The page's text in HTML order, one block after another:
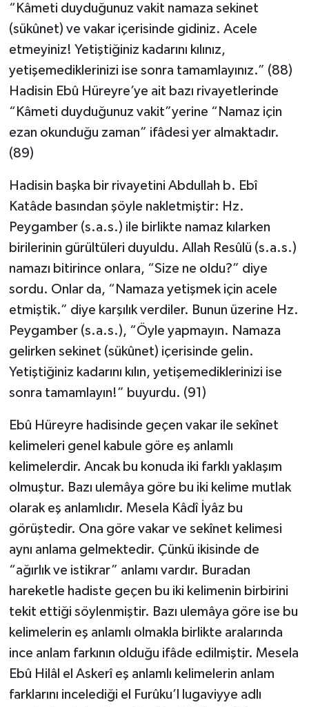
“Kâmeti duyduğunuz vakit namaza sekinet
(sükûnet) ve vakar içerisinde gidiniz. Acele
etmeyiniz! Yetiştiğiniz kadarını kılınız,
yetişemediklerinizi ise sonra tamamlayınız.” (88)
Hadisin Ebû Hüreyre’ye ait bazı rivayetlerinde
“Kâmeti duyduğunuz vakit”yerine “Namaz için
ezan okunduğu zaman” ifâdesi yer almaktadır.
(89)
Hadisin başka bir rivayetini Abdullah b. Ebî
Katâde basından şöyle nakletmiştir: Hz.
Peygamber (s.a.s.) ile birlikte namaz kılarken
birilerinin gürültüleri duyuldu. Allah Resûlü (s.a.s.)
namazı bitirince onlara, “Size ne oldu?” diye
sordu. Onlar da, “Namaza yetişmek için acele
etmiştik.” diye karşılık verdiler. Bunun üzerine Hz.
Peygamber (s.a.s.), “Öyle yapmayın. Namaza
gelirken sekinet (sükûnet) içerisinde gelin.
Yetiştiğiniz kadarını kılın, yetişemediklerinizi ise
sonra tamamlayın!” buyurdu. (91)
Ebû Hüreyre hadisinde geçen vakar ile sekînet
kelimeleri genel kabule göre eş anlamlı
kelimelerdir. Ancak bu konuda iki farklı yaklaşım
olmuştur. Bazı ulemâya göre bu iki kelime mutlak
olarak eş anlamlıdır. Mesela Kâdî İyâz bu
görüştedir. Ona göre vakar ve sekînet kelimesi
aynı anlama gelmektedir. Çünkü ikisinde de
“ağırlık ve istikrar” anlamı vardır. Buradan
hareketle hadiste geçen bu iki kelimenin birbirini
tekit ettiği söylenmiştir. Bazı ulemâya göre ise bu
kelimelerin eş anlamlı olmakla birlikte aralarında
ince anlam farkının olduğu ifâde edilmiştir. Mesela
Ebû Hilâl el Askerî eş anlamlı kelimelerin anlam
farklarını incelediği el Furûku’l lugaviyye adlı